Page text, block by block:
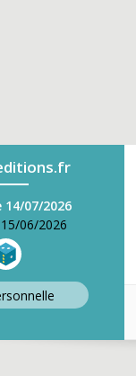
07/2026
06/2026
nnelle